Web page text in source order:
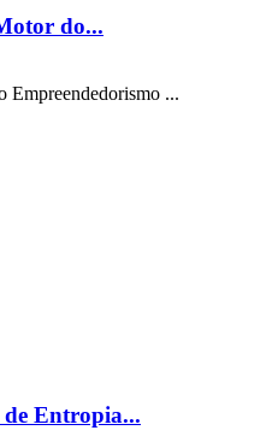
do...
...
de Entropia...